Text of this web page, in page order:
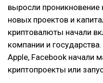
выросли проникновение
новых проектов и
криптовалюты начали
компании и
Apple, Facebook начали
криптопроекты или